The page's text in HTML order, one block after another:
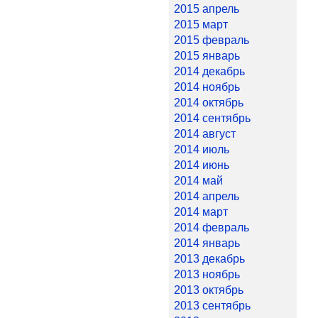
2015 апрель
2015 март
2015 февраль
2015 январь
2014 декабрь
2014 ноябрь
2014 октябрь
2014 сентябрь
2014 август
2014 июль
2014 июнь
2014 май
2014 апрель
2014 март
2014 февраль
2014 январь
2013 декабрь
2013 ноябрь
2013 октябрь
2013 сентябрь